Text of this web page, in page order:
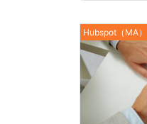
Hubspot（MA）